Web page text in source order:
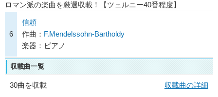
ロマン派の楽曲を厳選収載！【ツェルニー40番程度】
6
信頼
作曲： F.Mendelssohn-Bartholdy
楽器：ピアノ
収載曲一覧
30曲を収載
収載曲の詳細